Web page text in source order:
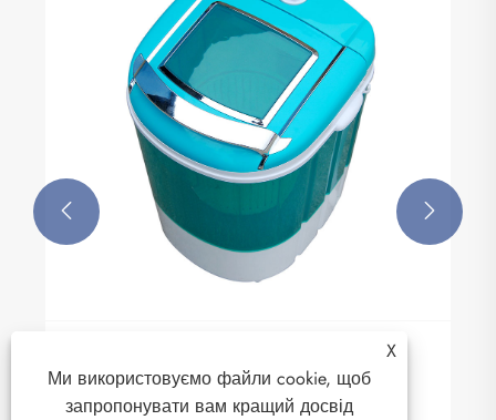
Чому дитячий одяг буде мити окремо?
Дивитись більше >>
 
X
Ми використовуємо файли cookie, щоб
запропонувати вам кращий досвід